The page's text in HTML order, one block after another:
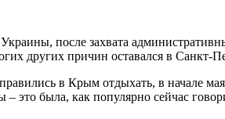
после захвата
других причин оставался в Санкт-
в Крым отдыхать, в начале
это была, как популярно сейчас